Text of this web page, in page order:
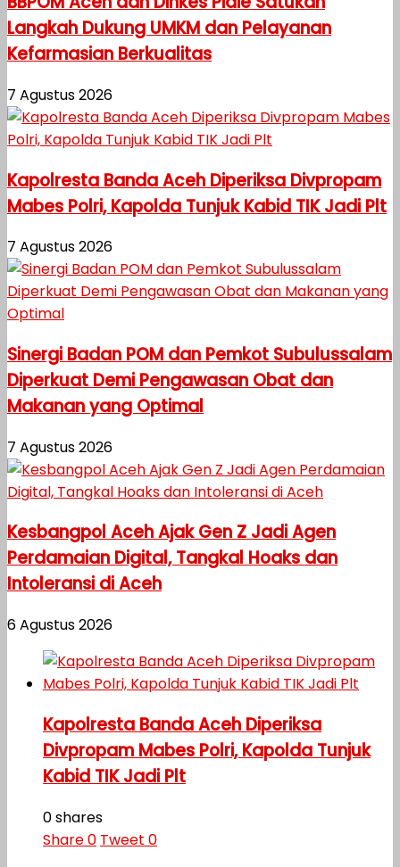
Langkah Dukung UMKM dan Pelayanan
Kefarmasian Berkualitas
7 Agustus 2026
Kapolresta Banda Aceh Diperiksa Divpropam
Mabes Polri, Kapolda Tunjuk Kabid TIK Jadi Plt
7 Agustus 2026
Sinergi Badan POM dan Pemkot Subulussalam
Diperkuat Demi Pengawasan Obat dan
Makanan yang Optimal
7 Agustus 2026
Kesbangpol Aceh Ajak Gen Z Jadi Agen
Perdamaian Digital, Tangkal Hoaks dan
Intoleransi di Aceh
6 Agustus 2026
Kapolresta Banda Aceh Diperiksa
Divpropam Mabes Polri, Kapolda Tunjuk
Kabid TIK Jadi Plt
0 shares
Share0 Tweet 0